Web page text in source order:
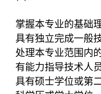
掌握本专业的基础
具有独立完成一般
处理本专业范围内
有能力指导技术人员
具有硕士学位或第